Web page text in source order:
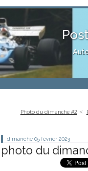
Photo du dimanche #2
dimanche 05 février 2023
photo du